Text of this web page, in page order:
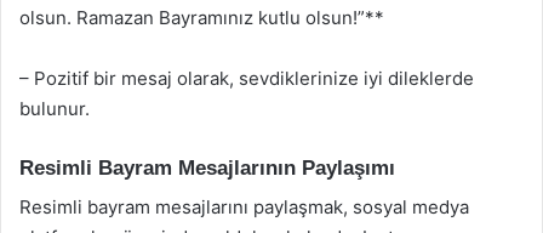
olsun. Ramazan Bayramınız kutlu olsun!”**
– Pozitif bir mesaj olarak, sevdiklerinize iyi dileklerde
bulunur.
Resimli Bayram Mesajlarının Paylaşımı
Resimli bayram mesajlarını paylaşmak, sosyal medya